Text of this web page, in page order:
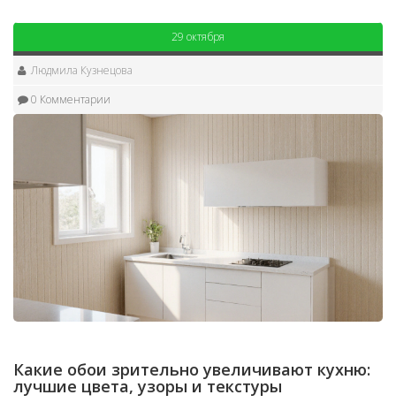
29 октября
Людмила Кузнецова
0 Комментарии
Какие обои зрительно увеличивают кухню:
лучшие цвета, узоры и текстуры